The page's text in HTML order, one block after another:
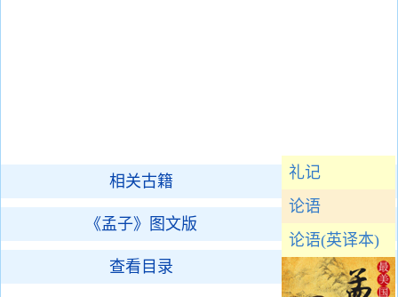
礼记
论语
论语(英译本)
相关古籍
《孟子》图文版
查看目录